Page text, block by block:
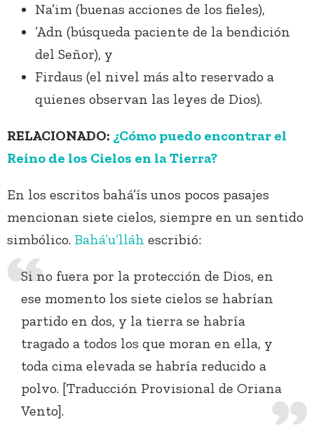
Na’im (buenas acciones de los fieles),
’Adn (búsqueda paciente de la bendición
del Señor), y
Firdaus (el nivel más alto reservado a
quienes observan las leyes de Dios).
RELACIONADO: ¿Cómo puedo encontrar el
Reino de los Cielos en la Tierra?
En los escritos bahá’ís unos pocos pasajes
mencionan siete cielos, siempre en un sentido
simbólico. Bahá’u’lláh escribió:
Si no fuera por la protección de Dios, en
ese momento los siete cielos se habrían
partido en dos, y la tierra se habría
tragado a todos los que moran en ella, y
toda cima elevada se habría reducido a
polvo. [Traducción Provisional de Oriana
Vento].